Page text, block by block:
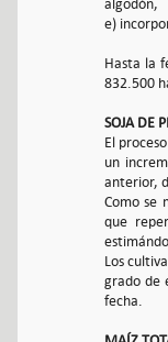
algodón,
e)
Hasta la
832.500
SOJA DE
El
un
anterior,
Como se
que
Los
grado de
fecha.